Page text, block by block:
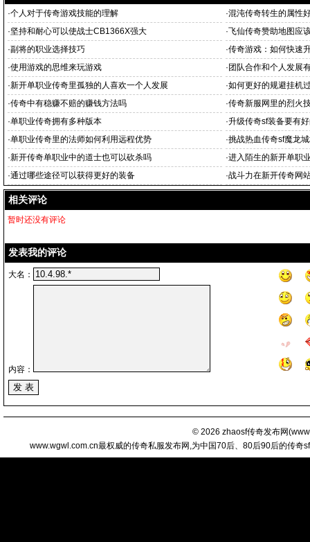
·个人对于传奇游戏技能的理解 ·混沌传奇转生的属性
·坚持和耐心可以使战士CB1366X强大 ·飞仙传奇赞助地图应
·副将的职业选择技巧 ·传奇游戏：如何快速
·使用游戏的思维来玩游戏 · 团队合作和个人发展
·新开单职业传奇里孤独的人喜欢一个人发展 ·如何更好的规避挂机
·传奇中有稳赚不赔的赚钱方法吗 ·传奇新服网里的烈火
·单职业传奇拥有多种版本 ·升级传奇sf装备要有
·单职业传奇里的法师如何利用远程优势 ·挑战热血传奇sf魔龙
·新开传奇单职业中的道士也可以砍杀吗 ·进入陌生的新开单职
·通过哪些途径可以获得更好的装备 ·战斗力在新开传奇网
相关评论
暂时还没有评论
发表我的评论
大名：
内容：
© 2026 zhaosf传奇发布网(
www.wgwl.com.cn最权威的传奇私服发布网,为中国70后、80后90后的传